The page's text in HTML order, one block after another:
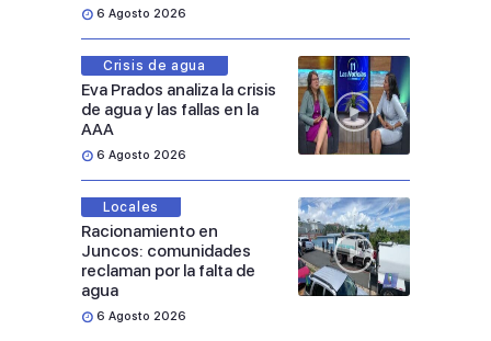
6 Agosto 2026
Crisis de agua
Eva Prados analiza la crisis
de agua y las fallas en la
AAA
6 Agosto 2026
Locales
Racionamiento en
Juncos: comunidades
reclaman por la falta de
agua
6 Agosto 2026